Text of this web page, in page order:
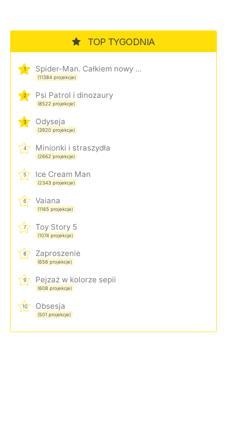
TOP TYGODNIA
1 Spider-Man. Całkiem nowy dzień
(11384 projekcje)
2 Psi Patrol i dinozaury
(8522 projekcje)
3 Odyseja
(3920 projekcje)
4 Minionki i straszydła
(2662 projekcje)
5 Ice Cream Man
(2343 projekcje)
6 Vaiana
(1165 projekcje)
7 Toy Story 5
(1074 projekcje)
8 Zaproszenie
(656 projekcje)
9 Pejzaż w kolorze sepii
(608 projekcje)
10 Obsesja
(501 projekcje)